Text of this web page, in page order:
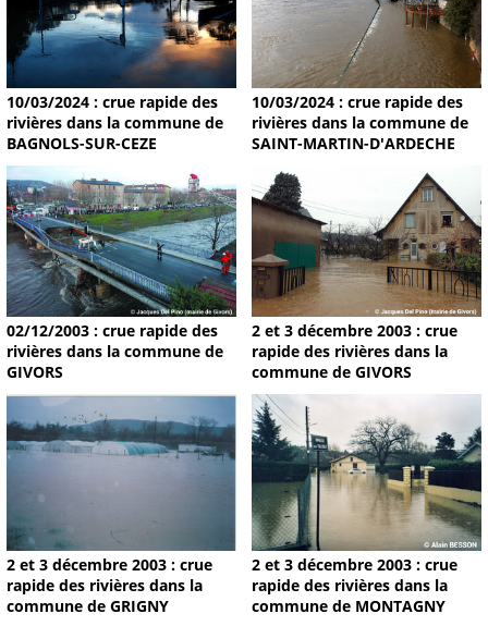
10/03/2024 : crue rapide des
rivières dans la commune de
BAGNOLS-SUR-CEZE
10/03/2024 : crue rapide des
rivières dans la commune de
SAINT-MARTIN-D'ARDECHE
02/12/2003 : crue rapide des
rivières dans la commune de
GIVORS
2 et 3 décembre 2003 : crue
rapide des rivières dans la
commune de GIVORS
2 et 3 décembre 2003 : crue
rapide des rivières dans la
commune de GRIGNY
2 et 3 décembre 2003 : crue
rapide des rivières dans la
commune de MONTAGNY